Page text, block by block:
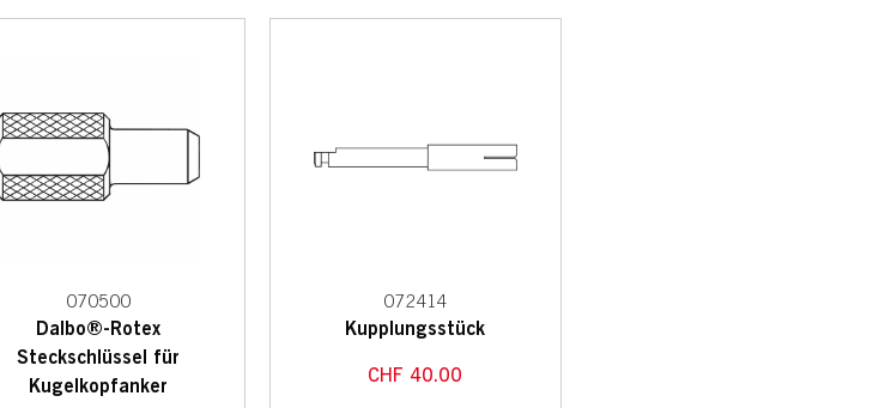
070500
Dalbo®-Rotex
Steckschlüssel für
Kugelkopfanker
072414
Kupplungsstück
CHF 40.00